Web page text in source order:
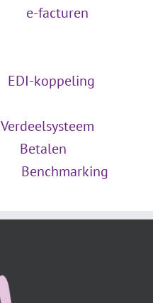
e-facturen
EDI-koppeling
Verdeelsysteem
Betalen
Benchmarking